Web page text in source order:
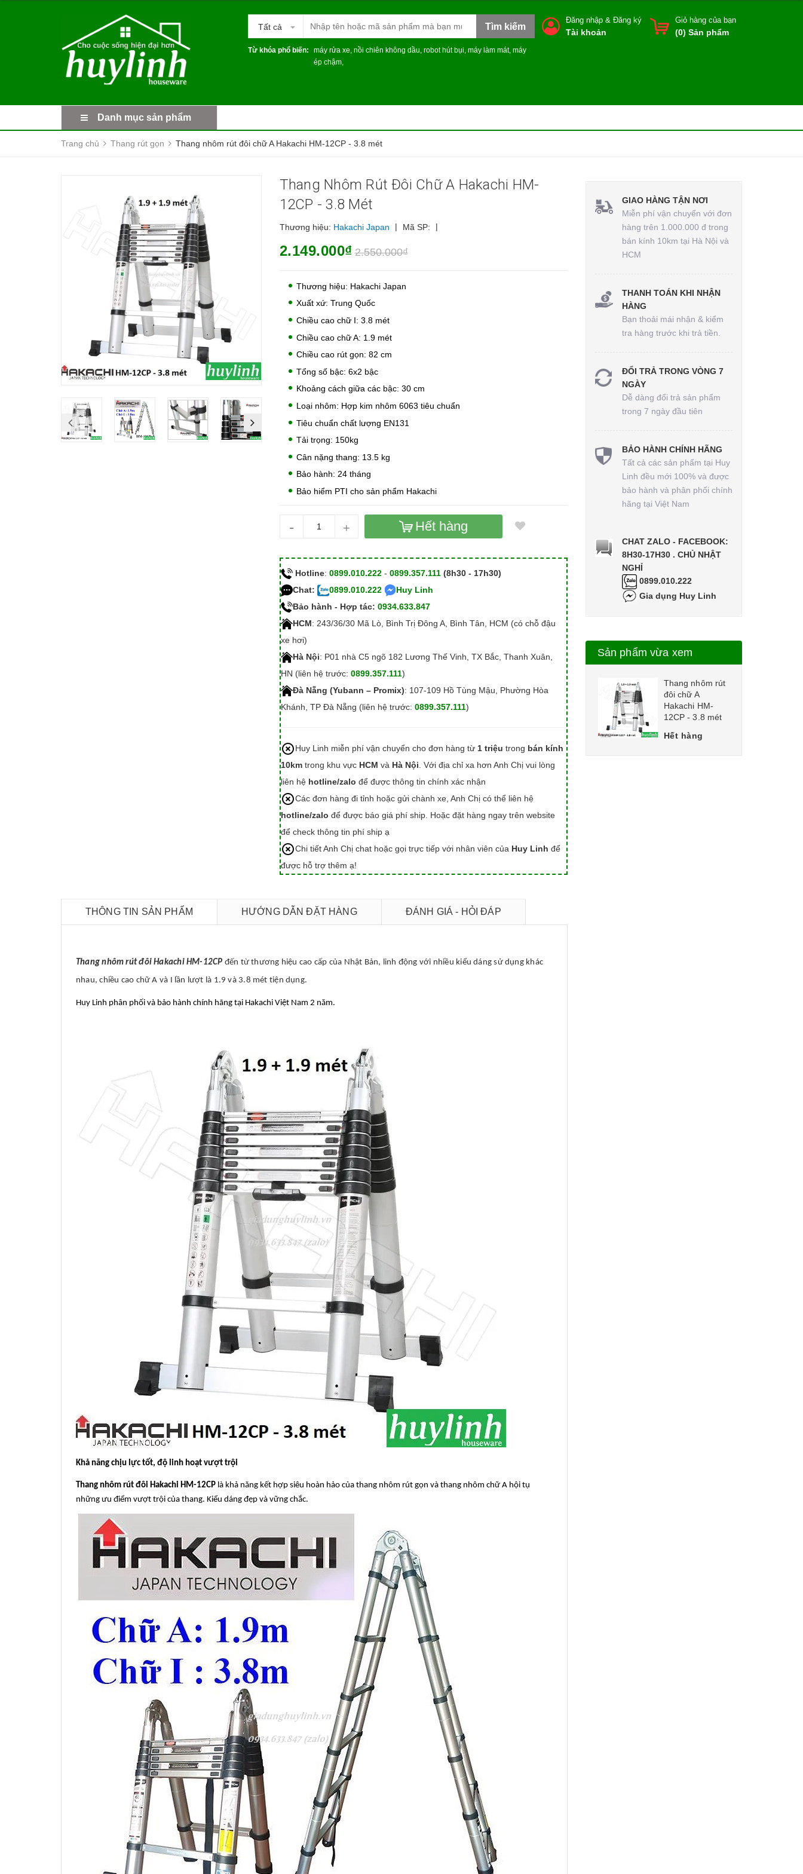
Tất cả Tìm kiếm
Từ khóa phổ biến: máy rửa xe, nồi chiên không dầu, robot hút bụi, máy làm mát, máy
ép chậm,
Giỏ hàng của bạn
(0) Sản phẩm
Đăng nhập & Đăng ký
Tài khoản
Danh mục sản phẩm
Trang chủ Thang rút gọn Thang nhôm rút đôi chữ A Hakachi HM-12CP - 3.8 mét
Thang Nhôm Rút Đôi Chữ A Hakachi HM-
12CP - 3.8 Mét
Thương hiệu: Hakachi Japan | Mã SP: |
2.149.000₫ 2.550.000₫
Thương hiệu: Hakachi Japan
Xuất xứ: Trung Quốc
Chiều cao chữ I: 3.8 mét
Chiều cao chữ A: 1.9 mét
Chiều cao rút gọn: 82 cm
Tổng số bậc: 6x2 bậc
Khoảng cách giữa các bậc: 30 cm
Loại nhôm: Hợp kim nhôm 6063 tiêu chuẩn
Tiêu chuẩn chất lượng EN131
Tải trọng: 150kg
Cân nặng thang: 13.5 kg
Bảo hành: 24 tháng
Bảo hiểm PTI cho sản phẩm Hakachi
- + Hết hàng
Hotline: 0899.010.222- 0899.357.111 (8h30 - 17h30)
Chat:
0899.010.222
Huy Linh
Bảo hành - Hợp tác: 0934.633.847
HCM: 243/36/30 Mã Lò, Bình Trị Đông A, Bình Tân, HCM (có chỗ đậu
xe hơi)
Hà Nội: P01 nhà C5 ngõ 182 Lương Thế Vinh, TX Bắc, Thanh Xuân,
HN (liên hệ trước: 0899.357.111)
Đà Nẵng (Yubann – Promix): 107-109 Hồ Tùng Mậu, Phường Hòa
Khánh, TP Đà Nẵng (liên hệ trước: 0899.357.111)
Huy Linh miễn phí vận chuyển cho đơn hàng từ 1 triệu trong bán kính
10kmtrong khu vực HCM và Hà Nội . Với địa chỉ xa hơn Anh Chị vui lòng
liên hệ hotline/zalo để được thông tin chính xác nhận
Các đơn hàng đi tỉnh hoặc gửi chành xe, Anh Chị có thể liên hệ
hotline/zalo để được báo giá phí ship. Hoặc đặt hàng ngay trên website
để check thông tin phí ship ạ
Chi tiết Anh Chị chat hoặc gọi trực tiếp với nhân viên của Huy Linh để
được hỗ trợ thêm ạ!
THÔNG TIN SẢN PHẨM HƯỚNG DẪN ĐẶT HÀNG ĐÁNH GIÁ - HỎI ĐÁP
Thang nhôm rút đôi Hakachi HM-12CP đến từ thương hiệu cao cấp của Nhật Bản, linh động với nhiều kiểu dáng sử dụng khác
nhau, chiều cao chữ A và I lần lượt là 1.9 và 3.8 mét tiện dụng.
Huy Linh phân phối và bảo hành chính hãng tại Hakachi Việt Nam 2 năm.
Khả năng chịu lực tốt, độ linh hoạt vượt trội
Thang nhôm rút đôi Hakachi HM-12CP là khả năng kết hợp siêu hoàn hảo của thang nhôm rút gọn và thang nhôm chữ A hội tụ
những ưu điểm vượt trội của thang. Kiểu dáng đẹp và vững chắc.
GIAO HÀNG TẬN NƠI
Miễn phí vận chuyển với đơn
hàng trên 1.000.000 đ trong
bán kính 10km tại Hà Nội và
HCM
THANH TOÁN KHI NHẬN
HÀNG
Bạn thoải mái nhận & kiểm
tra hàng trước khi trả tiền.
ĐỔI TRẢ TRONG VÒNG 7
NGÀY
Dễ dàng đổi trả sản phẩm
trong 7 ngày đầu tiên
BẢO HÀNH CHÍNH HÃNG
Tất cả các sản phẩm tại Huy
Linh đều mới 100% và được
bảo hành và phân phối chính
hãng tại Việt Nam
CHAT ZALO - FACEBOOK:
8H30-17H30 . CHỦ NHẬT
NGHỈ
0899.010.222
Gia dụng Huy Linh
Sản phẩm vừa xem
Thang nhôm rút
đôi chữ A
Hakachi HM-
12CP - 3.8 mét
Hết hàng